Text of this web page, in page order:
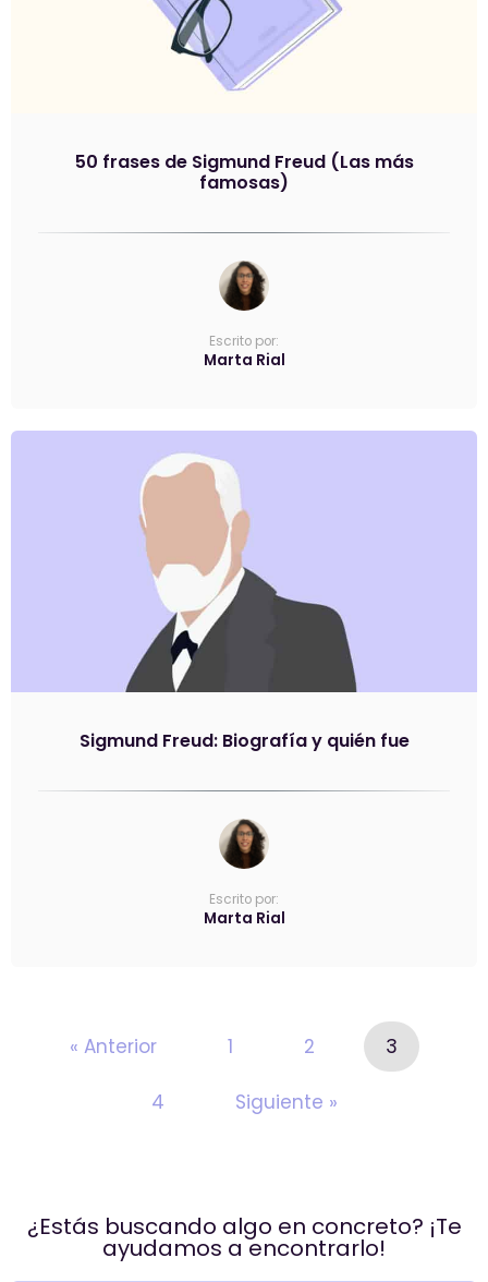
50 frases de Sigmund Freud (Las más
famosas)
Escrito por:
Marta Rial
Sigmund Freud: Biografía y quién fue
Escrito por:
Marta Rial
« Anterior 1 2 3
4 Siguiente »
¿Estás buscando algo en concreto? ¡Te
ayudamos a encontrarlo!